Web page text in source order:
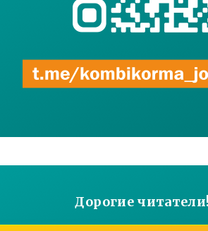
Дорогие